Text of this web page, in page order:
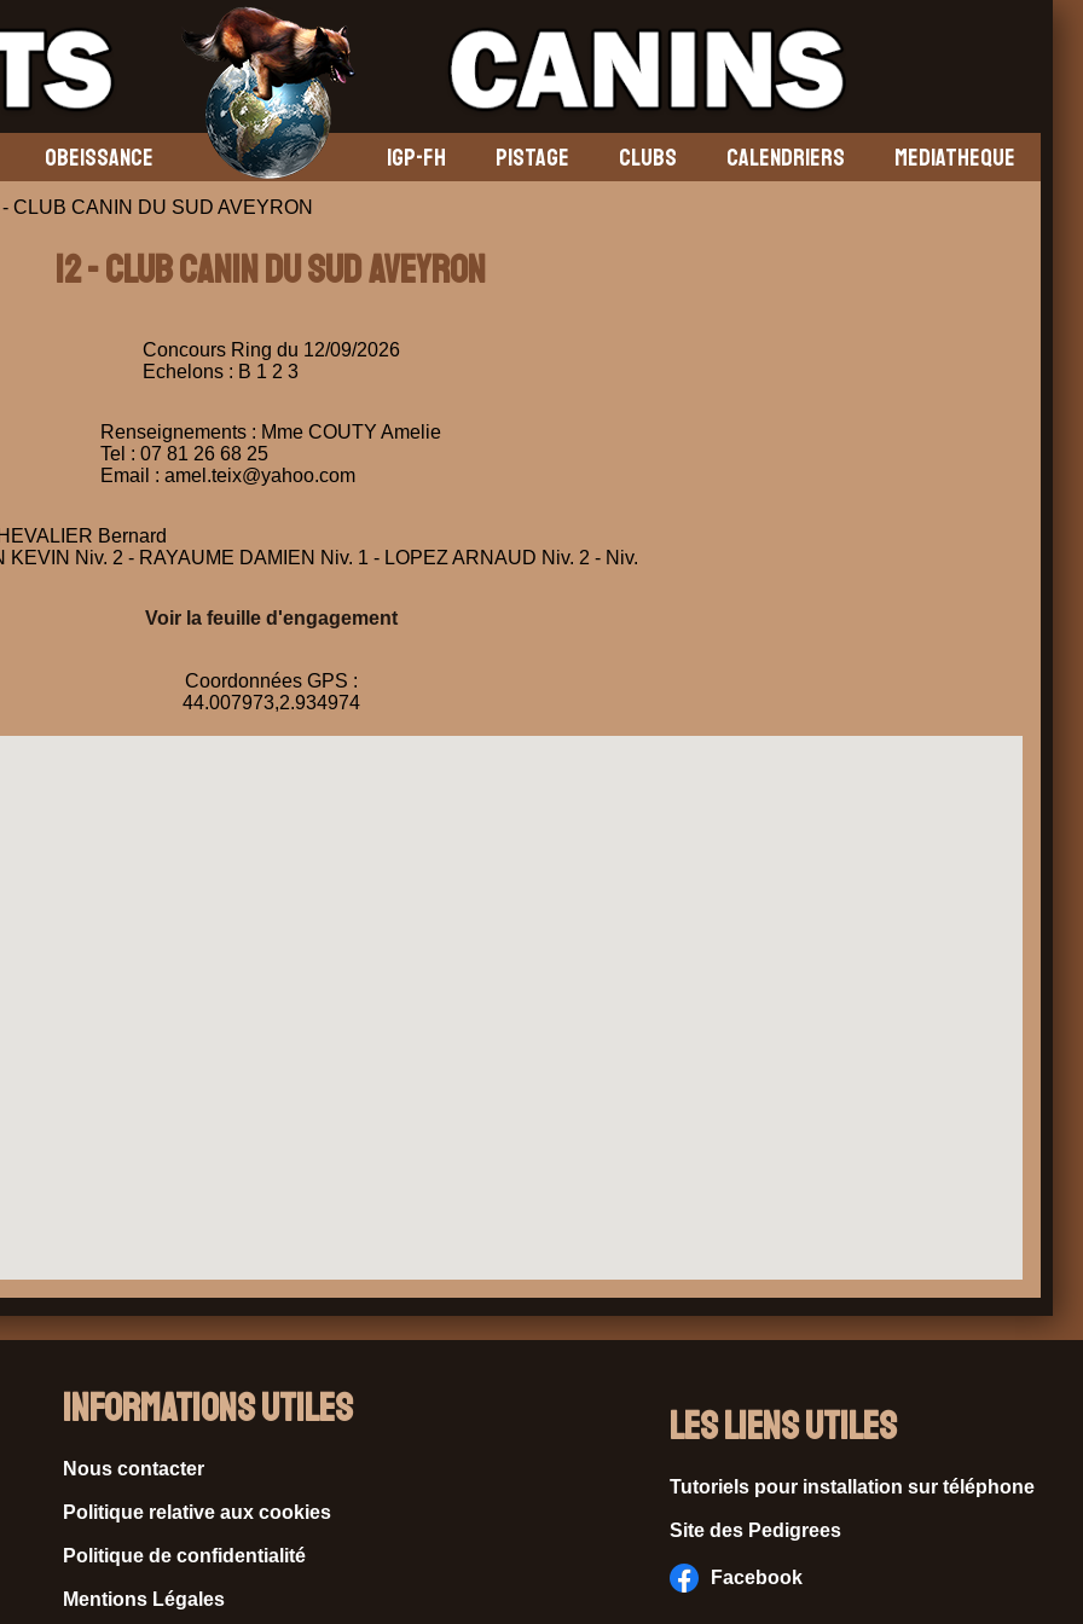
OBEISSANCE IGP-FH PISTAGE CLUBS CALENDRIERS MEDIATHEQUE
CLUB CANIN DU SUD AVEYRON
12 - CLUB CANIN DU SUD AVEYRON
Concours Ring du 12/09/2026
Echelons : B 1 2 3
Renseignements : Mme COUTY Amelie
Tel : 07 81 26 68 25
Email : amel.teix@yahoo.com
Bernard
KEVIN Niv. 2 - RAYAUME DAMIEN Niv. 1 - LOPEZ ARNAUD Niv. 2 - Niv.
Voir la feuille d'engagement
Coordonnées GPS :
44.007973,2.934974
Informations Utiles
Nous contacter
Politique relative aux cookies
Politique de confidentialité
Mentions Légales
Les liens utiles
Tutoriels pour installation sur téléphone
Site des Pedigrees
Facebook